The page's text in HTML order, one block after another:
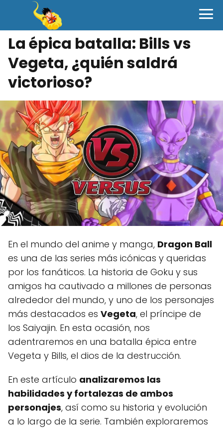
La épica batalla: Bills vs
Vegeta, ¿quién saldrá
victorioso?
En el mundo del anime y manga, Dragon Ball
es una de las series más icónicas y queridas
por los fanáticos. La historia de Goku y sus
amigos ha cautivado a millones de personas
alrededor del mundo, y uno de los personajes
más destacados es Vegeta, el príncipe de
los Saiyajin. En esta ocasión, nos
adentraremos en una batalla épica entre
Vegeta y Bills, el dios de la destrucción.
En este artículo analizaremos las
habilidades y fortalezas de ambos
personajes, así como su historia y evolución
a lo largo de la serie. También exploraremos